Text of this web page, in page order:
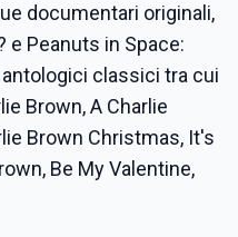
documentari originali,
e Peanuts in Space:
classici tra cui
Brown, A Charlie
Brown Christmas, It's
Be My Valentine,